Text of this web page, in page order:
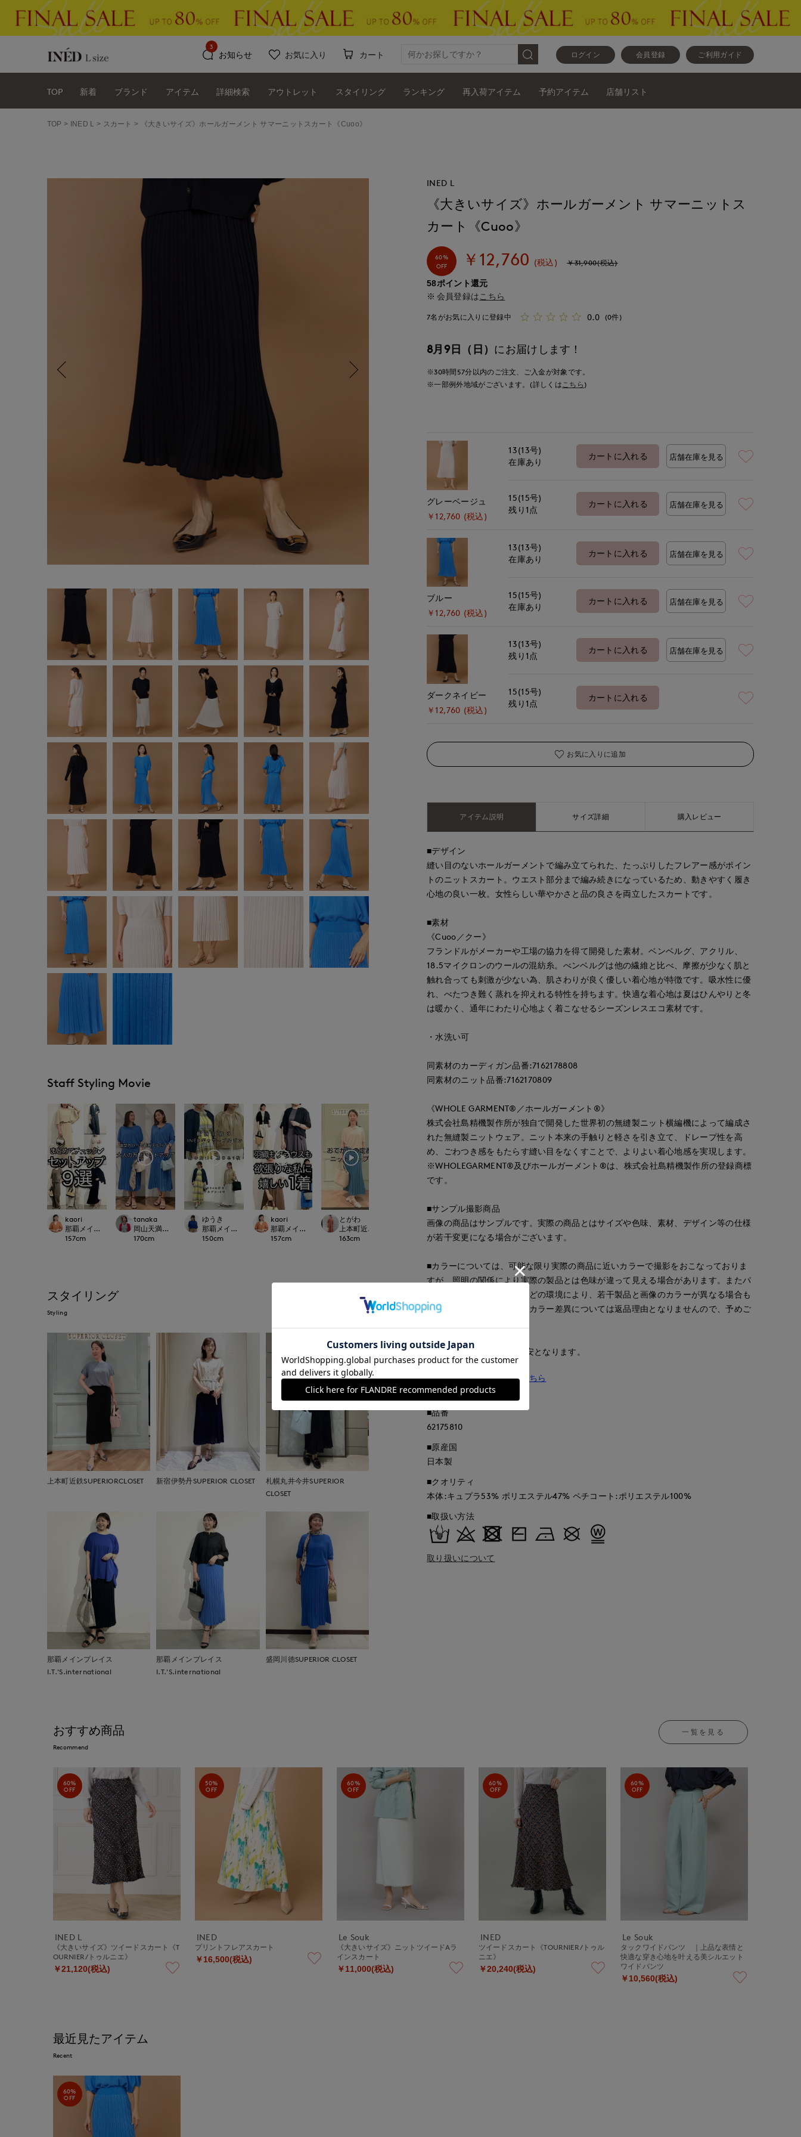
ログイン 会員登録 ご利用ガイド
お知らせ
3
お気に入り カート
TOP 新着 ブランド アイテム 詳細検索 アウトレット スタイリング ランキング 再入荷アイテム 予約アイテム 店舗リスト
TOP INED L スカート 《大きいサイズ》ホールガーメント サマーニットスカート《Cuoo》
Staff Styling Movie
kaori
那覇メインプレイスI.T.'S.international
157cm
tanaka
岡山天満屋SUPERIORCLOSET
170cm
ゆうき
那覇メインプレイスI.T.'S.international
150cm
kaori
那覇メインプレイスI.T.'S.international
157cm
とがわ
上本町近鉄SUPERIORCLOSET
163cm
広島三越SUPERIORCLOSET
cm
Jinda
広島三越SUPERIORCLOSET
170 cm
kaori
那覇メインプレイスI.T.'S.international
157cm
ao
岡山天満屋SUPERIORCLOSET
yama
日本橋高島屋SC SUPERIOR CLOSET
スタイリング
Styling
上本町近鉄SUPERIORCLOSET 新宿伊勢丹SUPERIOR CLOSET
札幌丸井今井SUPERIOR
CLOSET
那覇メインプレイス
I.T.'S.international
那覇メインプレイス
I.T.'S.international
盛岡川徳SUPERIOR CLOSET
INED L
《大きいサイズ》ホールガーメント サマーニットス
カート《Cuoo》
60%
OFF
￥12,760 (税込) ￥31,900(税込)
58ポイント還元
会員登録は こちら
7名がお気に入りに登録中 0.0 (0件)
8月9日（日） にお届けします！
※30時間 57分以内のご注文、ご入金が対象です。
※一部例外地域がございます。(詳しくはこちら )
グレーベージュ
￥12,760 (税込)
13(13号)
在庫あり
カートに入れる 店舗在庫を見る
15(15号)
残り1点
カートに入れる 店舗在庫を見る
ブルー
￥12,760 (税込)
13(13号)
在庫あり
カートに入れる 店舗在庫を見る
15(15号)
在庫あり
カートに入れる 店舗在庫を見る
ダークネイビー
￥12,760 (税込)
13(13号)
残り1点
カートに入れる 店舗在庫を見る
15(15号)
残り1点
カートに入れる
お気に入りに追加
アイテム説明 サイズ詳細 購入レビュー
■デザイン
縫い目のないホールガーメントで編み立てられた、たっぷりしたフレアー感がポイン
トのニットスカート。ウエスト部分まで編み続きになっているため、動きやすく履き
心地の良い一枚。女性らしい華やかさと品の良さを両立したスカートです。
■素材
《Cuoo／クー》
フランドルがメーカーや工場の協力を得て開発した素材。ベンベルグ、アクリル、
18.5マイクロンのウールの混紡糸。べンベルグは他の繊維と比べ、摩擦が少なく肌と
触れ合っても刺激が少ない為、肌さわりが良く優しい着心地が特徴です。吸水性に優
れ、べたつき難く蒸れを抑えれる特性を持ちます。快適な着心地は夏はひんやりと冬
は暖かく、通年にわたり心地よく着こなせるシーズンレスエコ素材です。
・水洗い可
同素材のカーディガン品番:7162178808
同素材のニット品番:7162170809
《WHOLE GARMENT®／ホールガーメント®》
株式会社島精機製作所が独自で開発した世界初の無縫製ニット横編機によって編成さ
れた無縫製ニットウェア。ニット本来の手触りと軽さを引き立て、ドレープ性を高
め、ごわつき感をもたらす縫い目をなくすことで、よりよい着心地感を実現します。
※WHOLEGARMENT®及びホールガーメント®は、株式会社島精機製作所の登録商標
です。
■サンプル撮影商品
画像の商品はサンプルです。実際の商品とはサイズや色味、素材、デザイン等の仕様
が若干変更になる場合がございます。
■カラーについては、可能な限り実際の商品に近いカラーで撮影をおこなっておりま
すが、照明の関係により実際の製品とは色味が違って見える場合があります。またパ
ソコン・スマートフォンなどの環境により、若干製品と画像のカラーが異なる場合も
ございます。現物と画像のカラー差異については返品理由となりませんので、予めご
■サイズ表記はあくまで目安となります。
同素材のカーディガンはこちら
同素材のニットはこちら
■品番
62175810
■原産国
日本製
■クオリティ
本体:キュプラ53% ポリエステル47% ペチコート:ポリエステル100%
■取扱い方法
取り扱いについて
おすすめ商品
Recommend
一覧を見る
60%
OFF
INED L
《大きいサイズ》ツイードスカート《T
OURNIER/トゥルニエ》
￥21,120(税込)
50%
OFF
INED
プリントフレアスカート
￥16,500(税込)
60%
OFF
Le Souk
《大きいサイズ》ニットツイードAラ
インスカート
￥11,000(税込)
60%
OFF
INED
ツイードスカート《TOURNIER/トゥル
ニエ》
￥20,240(税込)
60%
OFF
Le Souk
タックワイドパンツ ｜上品な表情と
快適な穿き心地を叶える美シルエット
ワイドパンツ
￥10,560(税込)
最近見たアイテム
Recent
60%
OFF